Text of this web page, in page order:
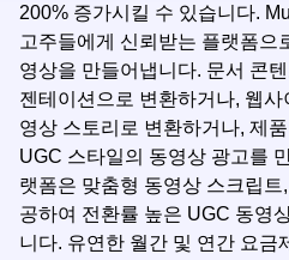
200% 증가시킬 수 있습니다.
고주들에게 신뢰받는 플랫폼으
영상을 만들어냅니다. 문서 콘
젠테이션으로 변환하거나, 웹
영상 스토리로 변환하거나, 제
UGC 스타일의 동영상 광고를
랫폼은 맞춤형 동영상 스크립트
공하여 전환률 높은 UGC 동영
니다. 유연한 월간 및 연간 요금